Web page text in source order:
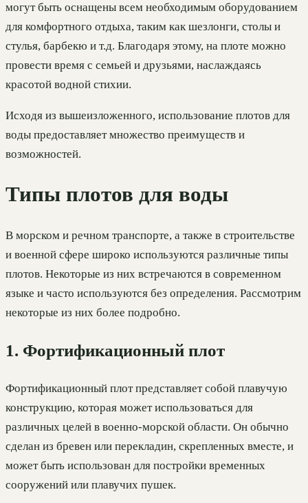
могут быть оснащены всем необходимым оборудованием
для комфортного отдыха, таким как шезлонги, столы и
стулья, барбекю и т.д. Благодаря этому, на плоте можно
провести время с семьей и друзьями, наслаждаясь
красотой водной стихии.
Исходя из вышеизложенного, использование плотов для
воды предоставляет множество преимуществ и
возможностей.
Типы плотов для воды
В морском и речном транспорте, а также в строительстве
и военной сфере широко используются различные типы
плотов. Некоторые из них встречаются в современном
языке и часто используются без определения. Рассмотрим
некоторые из них более подробно.
1. Фортификационный плот
Фортификационный плот представляет собой плавучую
конструкцию, которая может использоваться для
различных целей в военно-морской области. Он обычно
сделан из бревен или перекладин, скрепленных вместе, и
может быть использован для постройки временных
сооружений или плавучих пушек.